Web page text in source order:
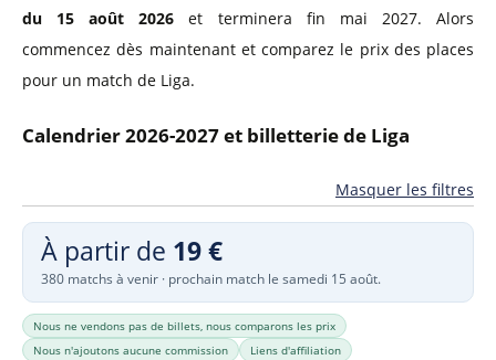
du 15 août 2026 et terminera fin mai 2027. Alors
commencez dès maintenant et comparez le prix des places
pour un match de Liga.
Calendrier 2026-2027 et billetterie de Liga
Masquer les filtres
À partir de 19 €
380 matchs à venir · prochain match le samedi 15 août.
Nous ne vendons pas de billets, nous comparons les prix
Nous n'ajoutons aucune commission
Liens d'affiliation